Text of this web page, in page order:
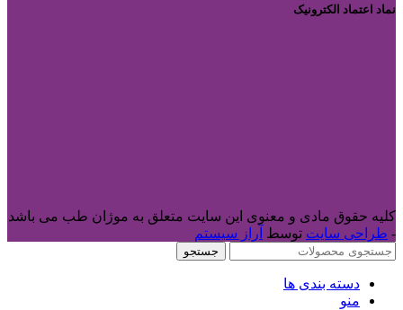
نماد اعتماد الکترونیک
کلیه حقوق مادی و معنوی این سایت متعلق به موژان طب می باشد
- طراحی سایت توسط آراز سیستم
جستجو
دسته بندی ها
منو